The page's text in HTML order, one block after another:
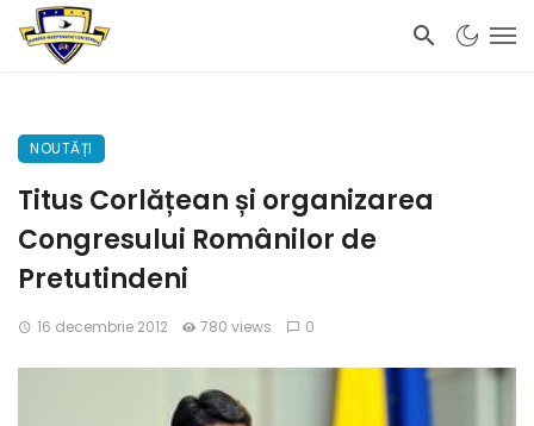
NOUTĂȚI
Titus Corlățean și organizarea
Congresului Românilor de
Pretutindeni
16 decembrie 2012 780 views 0